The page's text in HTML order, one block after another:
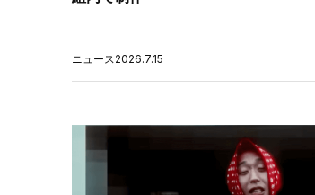
ニュース2026.7.15